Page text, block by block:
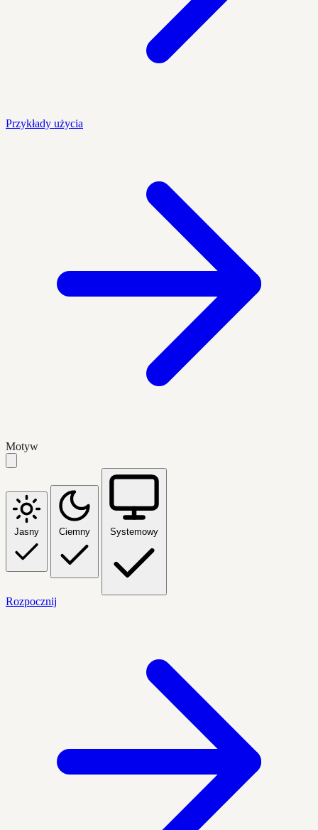
Przykłady użycia
Motyw
Jasny Ciemny Systemowy
Rozpocznij